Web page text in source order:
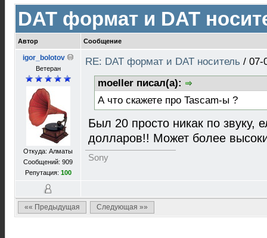
DAT формат и DAT
Автор Сообщение
igor_bolotov
Ветеран
Откуда: Алматы
Сообщений: 909
Репутация: 100
RE: DAT формат и DAT носитель / 07-
moeller писал(а):
А что скажете про Tascam-ы ?
Был 20 просто никак по звуку,
долларов!! Может более
Sony
«« Предыдущая Следующая »»